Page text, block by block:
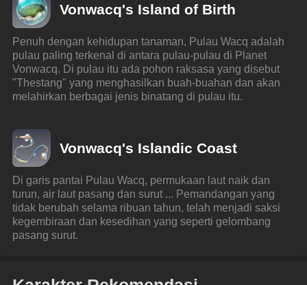
Vonwacq's Island of Birth
Penuh dengan kehidupan tanaman, Pulau Wacq adalah
pulau paling terkenal di antara pulau-pulau di Planet
Vonwacq. Di pulau itu ada pohon raksasa yang disebut
"Thestang" yang menghasilkan buah-buahan dan akan
melahirkan berbagai jenis binatang di pulau itu.
Vonwacq's Islandic Coast
Di garis pantai Pulau Wacq, permukaan laut naik dan
turun, air laut pasang dan surut ... Pemandangan yang
tidak berubah selama ribuan tahun, telah menjadi saksi
kegembiraan dan kesedihan yang seperti gelombang
pasang surut.